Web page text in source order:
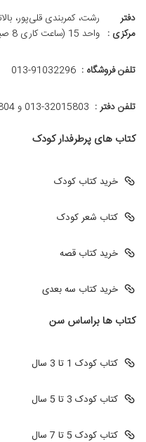
دفتر
مرکزی :
رشت، کمربندی قلی‌پور،
واحد 15 (ساعت کاری 8 صبح الی 13)
تلفن فروشگاه : 013-91032296
تلفن دفتر : 013-32015803 و 32015804-013
کتاب های پرطرفدار کودک
خرید کتاب کودک
کتاب شعر کودک
خرید کتاب قصه
خرید کتاب سه بعدی
کتاب ها براساس سن
کتاب کودک 1 تا 3 سال
کتاب کودک 3 تا 5 سال
کتاب کودک 5 تا 7 سال